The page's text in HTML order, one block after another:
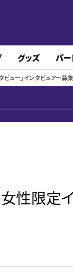
グッズ パー
ビュー」インタビュアー募集
女性限